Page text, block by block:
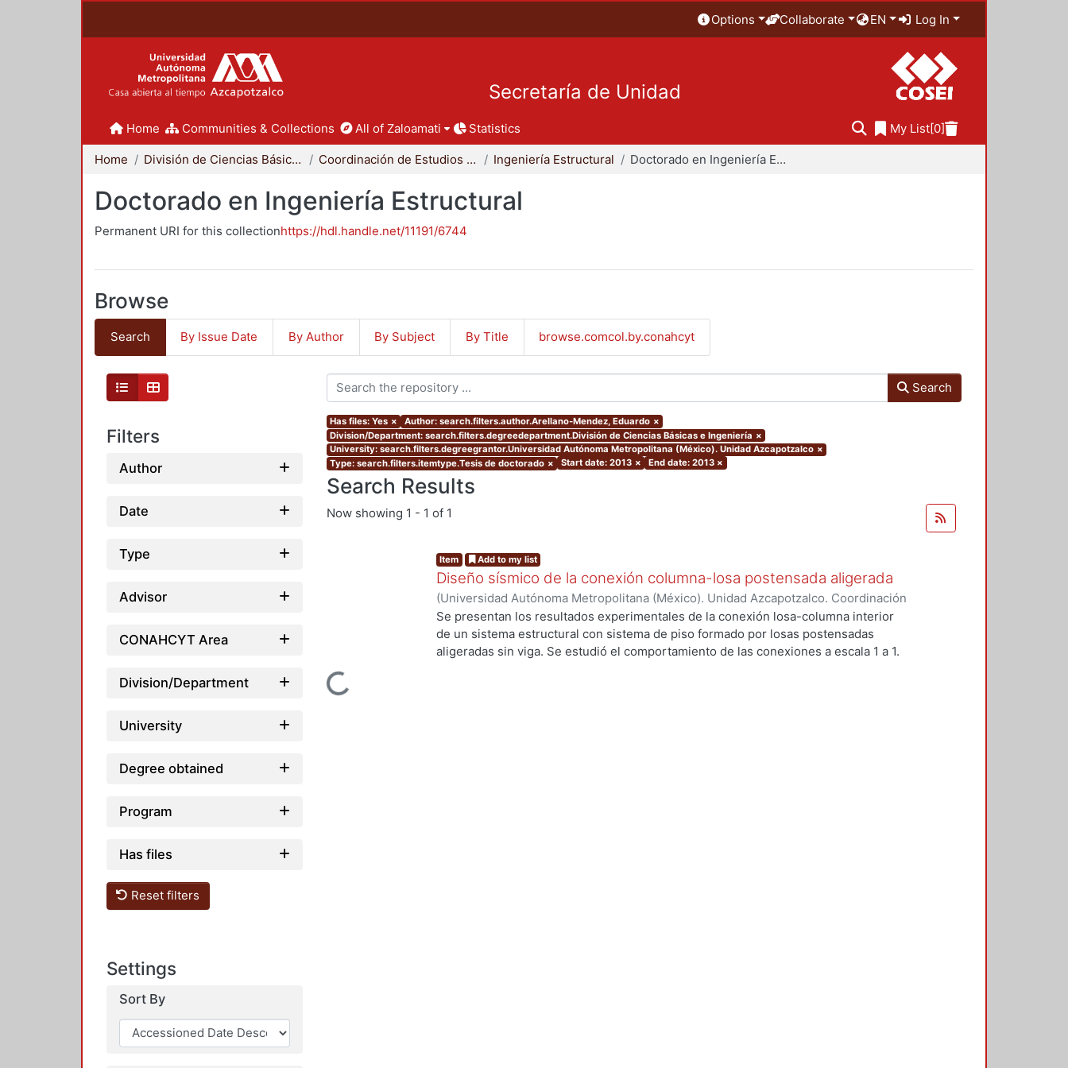
Options Collaborate EN Log In
Secretaría de Unidad
Home Communities & Collections All of Zaloamati Statistics My List[0]
Home División de Ciencias Básicas e Ingeniería Coordinación de Estudios de Posgrado - CBI Ingeniería Estructural Doctorado en Ingeniería Estructural
Doctorado en Ingeniería Estructural
Permanent URI for this collectionhttps://hdl.handle.net/11191/6744
Browse
Search By Issue Date By Author By Subject By Title browse.comcol.by.conahcyt
Filters
Author
Date
Type
Advisor
CONAHCYT Area
Division/Department
University
Degree obtained
Program
Has files
Reset filters
Settings
Sort By
Search
Has files: Yes × Author: search.filters.author.Arellano-Mendez, Eduardo ×
Division/Department: search.filters.degreedepartment.División de Ciencias Básicas e Ingeniería ×
University: search.filters.degreegrantor.Universidad Autónoma Metropolitana (México). Unidad Azcapotzalco ×
Type: search.filters.itemtype.Tesis de doctorado × Start date: 2013 × End date: 2013 ×
Search Results
Now showing 1 - 1 of 1
Loading...
Item Add to my list
Diseño sísmico de la conexión columna-losa postensada aligerada
(Universidad Autónoma Metropolitana (México). Unidad Azcapotzalco. Coordinación
de Servicios de Información. ,2013-09)Arellano-Mendez, Eduardo
Se presentan los resultados experimentales de la conexión losa-columna interior
de un sistema estructural con sistema de piso formado por losas postensadas
aligeradas sin viga. Se estudió el comportamiento de las conexiones a escala 1 a 1.